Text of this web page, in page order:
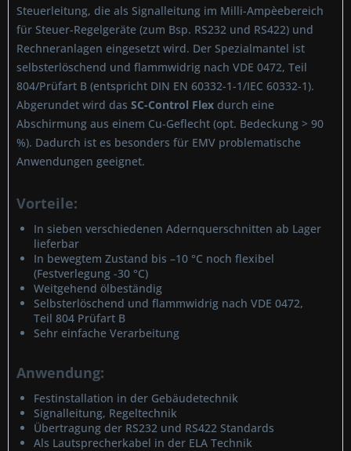
Steuerleitung, die als Signalleitung im Milli-Ampèebereich
für Steuer-Regelgeräte (zum Bsp. RS232 und RS422) und
Rechneranlagen eingesetzt wird. Der Spezialmantel ist
selbsterlöschend und flammwidrig nach VDE 0472, Teil
804/Prüfart B (entspricht DIN EN 60332-1-1/IEC 60332-1).
Abgerundet wird das SC-Control Flex durch eine
Abschirmung aus einem Cu-Geflecht (opt. Bedeckung > 90
%). Dadurch ist es besonders für EMV problematische
Anwendungen geeignet.
Vorteile:
In sieben verschiedenen Adernquerschnitten ab Lager
lieferbar
In bewegtem Zustand bis –10 °C noch flexibel
(Festverlegung -30 °C)
Weitgehend ölbeständig
Selbsterlöschend und flammwidrig nach VDE 0472,
Teil 804 Prüfart B
Sehr einfache Verarbeitung
Anwendung:
Festinstallation in der Gebäudetechnik
Signalleitung, Regeltechnik
Übertragung der RS232 und RS422 Standards
Als Lautsprecherkabel in der ELA Technik